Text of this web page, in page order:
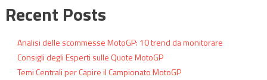
Recent Posts
Analisi delle scommesse MotoGP: 10 trend da monitorare
Consigli degli Esperti sulle Quote MotoGP
Temi Centrali per Capire il Campionato MotoGP